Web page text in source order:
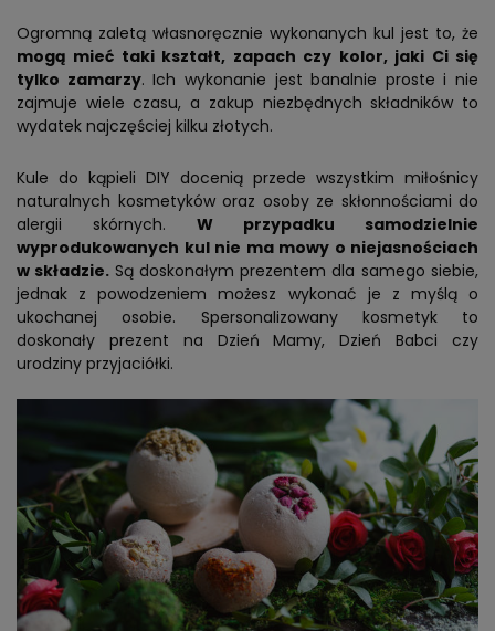
Ogromną zaletą własnoręcznie wykonanych kul jest to, że
mogą mieć taki kształt, zapach czy kolor, jaki Ci się
tylko zamarzy. Ich wykonanie jest banalnie proste i nie
zajmuje wiele czasu, a zakup niezbędnych składników to
wydatek najczęściej kilku złotych.
Kule do kąpieli DIY docenią przede wszystkim miłośnicy
naturalnych kosmetyków oraz osoby ze skłonnościami do
alergii skórnych. W przypadku samodzielnie
wyprodukowanych kul nie ma mowy o niejasnościach
w składzie. Są doskonałym prezentem dla samego siebie,
jednak z powodzeniem możesz wykonać je z myślą o
ukochanej osobie. Spersonalizowany kosmetyk to
doskonały prezent na Dzień Mamy, Dzień Babci czy
urodziny przyjaciółki.